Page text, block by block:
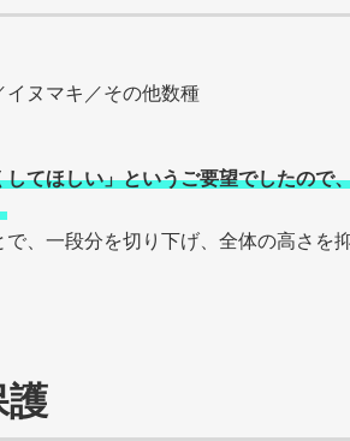
ヌマキ／その他数種
てほしい」というご要望でしたので
、一段分を切り下げ、全体の高さを
護